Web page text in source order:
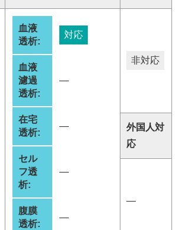
血液
透析:
対応
血液
濾過
透析:
―
在宅
透析:
―
セル
フ透
析:
―
腹膜
透析:
―
非対応
外国人対
応
―